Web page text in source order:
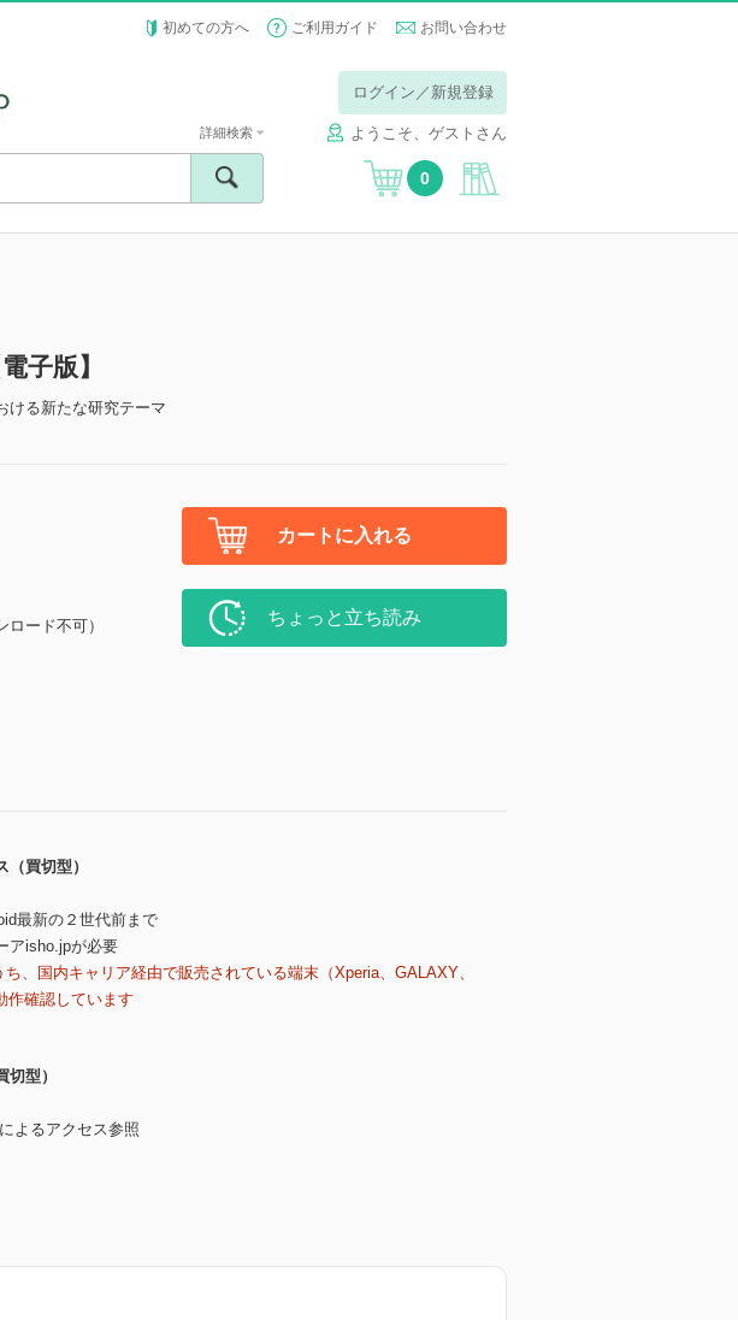
初めての方へ ご利用ガイド お問い合わせ
ログイン／新規登録
ようこそ、ゲストさん
詳細検索
0
子版】
る新たな研究テーマ
ード不可）
カートに入れる
ちょっと立ち読み
買切型）
最新の２世代前まで
アisho.jpが必要
、国内キャリア経由で販売されている端末（Xperia、GALAXY、
作確認しています
型）
よるアクセス参照